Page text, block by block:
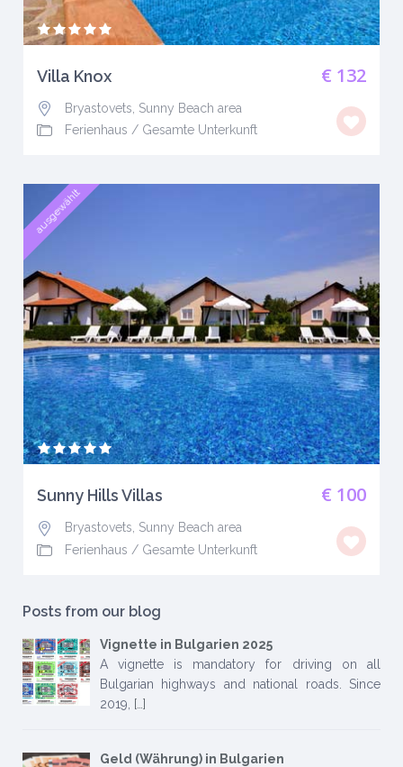
€ 132
Villa Knox
Bryastovets, Sunny Beach area
Ferienhaus / Gesamte Unterkunft
ausgewählt
€ 100
Sunny Hills Villas
Bryastovets, Sunny Beach area
Ferienhaus / Gesamte Unterkunft
Posts from our blog
Vignette in Bulgarien 2025
A vignette is mandatory for driving on all
Bulgarian highways and national roads. Since
2019,
[…]
Geld (Währung) in Bulgarien